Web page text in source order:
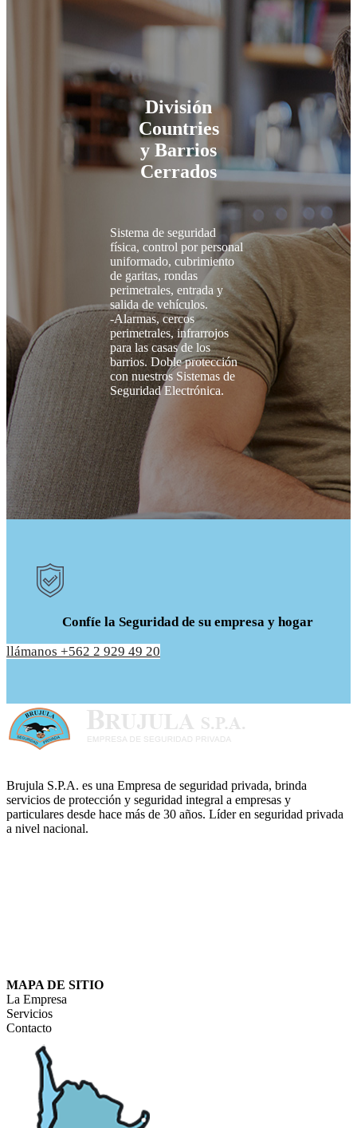
División
Countries
y Barrios
Cerrados
Sistema de seguridad
física, control por personal
uniformado, cubrimiento
de garitas, rondas
perimetrales, entrada y
salida de vehículos.
-Alarmas, cercos
perimetrales, infrarrojos
para las casas de los
barrios. Doble protección
con nuestros Sistemas de
Seguridad Electrónica.
Confíe la Seguridad de su empresa y hogar
llámanos +562 2 929 49 20
Brujula S.P.A. es una Empresa de seguridad privada, brinda
servicios de protección y seguridad integral a empresas y
particulares desde hace más de 30 años. Líder en seguridad privada
a nivel nacional.
MAPA DE SITIO
La Empresa
Servicios
Contacto